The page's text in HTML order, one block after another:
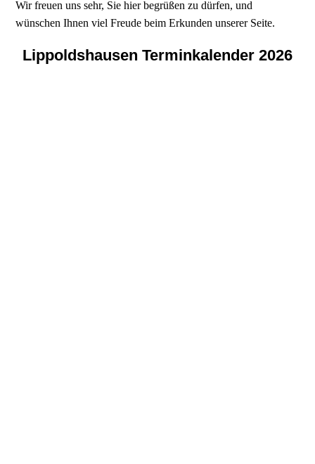
Wir freuen uns sehr, Sie hier begrüßen zu dürfen, und
wünschen Ihnen viel Freude beim Erkunden unserer Seite.
Lippoldshausen Terminkalender 2026